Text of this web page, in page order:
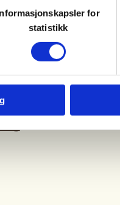
for
statistikk